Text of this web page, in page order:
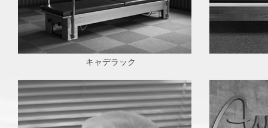
キャデラック